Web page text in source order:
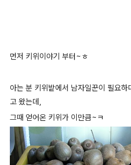
먼저 키위이야기 부터~ㅎ
아는 분 키위밭에서 남자일꾼이 필요
고 왔는데,
그때 얻어온 키위가 이만큼~ㅋ